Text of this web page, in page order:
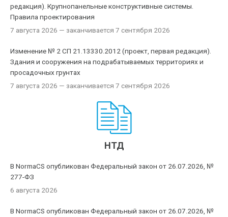
редакция). Крупнопанельные конструктивные системы.
Правила проектирования
7 августа 2026 — заканчивается 7 сентября 2026
Изменение № 2 СП 21.13330.2012 (проект, первая редакция).
Здания и сооружения на подрабатываемых территориях и
просадочных грунтах
7 августа 2026 — заканчивается 7 сентября 2026
НТД
В NormaCS опубликован Федеральный закон от 26.07.2026, №
277-ФЗ
6 августа 2026
В NormaCS опубликован Федеральный закон от 26.07.2026, №